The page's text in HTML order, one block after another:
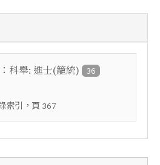
科舉: 進士(籠統) 36
索引 ，頁 367